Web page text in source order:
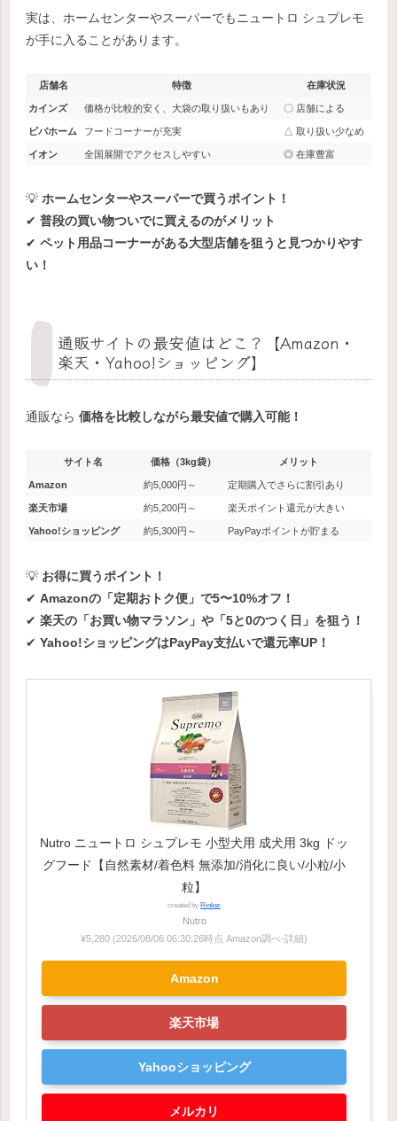
実は、ホームセンターやスーパーでもニュートロ シュプレモ
が手に入ることがあります。
店舗名 特徴 在庫状況
カインズ 価格が比較的安く、大袋の取り扱いもあり 〇 店舗による
ビバホーム フードコーナーが充実 △ 取り扱い少なめ
イオン 全国展開でアクセスしやすい ◎ 在庫豊富
💡 ホームセンターやスーパーで買うポイント！
✔ 普段の買い物ついでに買えるのがメリット
✔ ペット用品コーナーがある大型店舗を狙うと見つかりやす
い！
通販サイトの最安値はどこ？【Amazon・
楽天・Yahoo!ショッピング】
通販なら 価格を比較しながら最安値で購入可能！
サイト名 価格（3kg袋） メリット
Amazon 約5,000円～ 定期購入でさらに割引あり
楽天市場 約5,200円～ 楽天ポイント還元が大きい
Yahoo!ショッピング 約5,300円～ PayPayポイントが貯まる
💡 お得に買うポイント！
✔ Amazonの「定期おトク便」で5〜10%オフ！
✔ 楽天の「お買い物マラソン」や「5と0のつく日」を狙う！
✔ Yahoo!ショッピングはPayPay支払いで還元率UP！
Nutro ニュートロ シュプレモ 小型犬用 成犬用 3kg ドッ
グフード【自然素材/着色料 無添加/消化に良い/小粒/小
粒】
created by Rinker
Nutro
¥5,280 (2026/08/06 06:30:26時点 Amazon調べ-詳細)
Amazon
楽天市場
Yahooショッピング
メルカリ